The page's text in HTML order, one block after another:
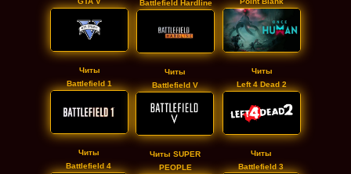
Battlefield Hardline
Читы
Left 4 Dead 2
Читы
Battlefield 1
Читы
Battlefield 4
Читы
Battlefield V
Читы
Battlefield 3
Читы SUPER
PEOPLE